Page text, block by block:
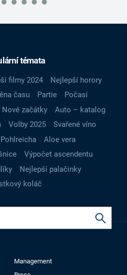
témata
filmy 2024
Nejlepší horory
času Partie
Počasí
Nové začátky
Auto – katalog
Volby 2025
Svařené víno
Aloe vera
Výpočet ascendentu
Nejlepší palačinky
koláč
Management